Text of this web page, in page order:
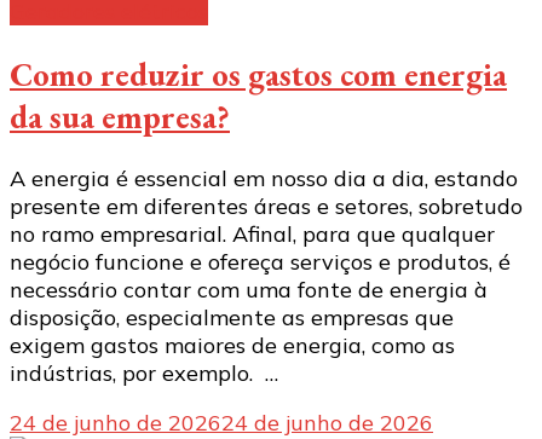
Como reduzir os gastos com energia
da sua empresa?
A energia é essencial em nosso dia a dia, estando
presente em diferentes áreas e setores, sobretudo
no ramo empresarial. Afinal, para que qualquer
negócio funcione e ofereça serviços e produtos, é
necessário contar com uma fonte de energia à
disposição, especialmente as empresas que
exigem gastos maiores de energia, como as
indústrias, por exemplo. …
24 de junho de 202624 de junho de 2026